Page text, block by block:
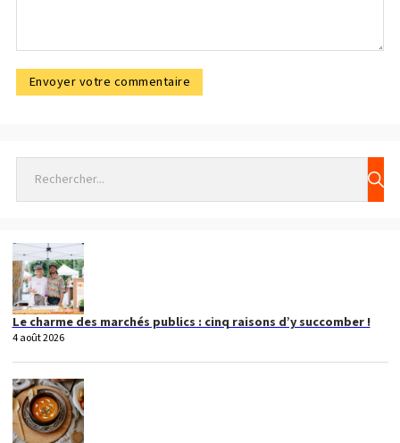
Rechercher
Le charme des marchés publics : cinq raisons d’y succomber !
4 août 2026